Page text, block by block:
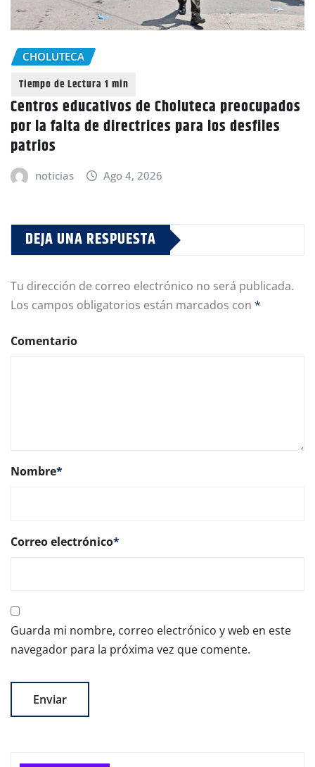
CHOLUTECA
Centros educativos de Choluteca preocupados
por la falta de directrices para los desfiles
patrios
noticias Ago 4, 2026
DEJA UNA RESPUESTA
Tu dirección de correo electrónico no será publicada.
Los campos obligatorios están marcados con *
Comentario
Nombre*
Correo electrónico*
Guarda mi nombre, correo electrónico y web en este
navegador para la próxima vez que comente.